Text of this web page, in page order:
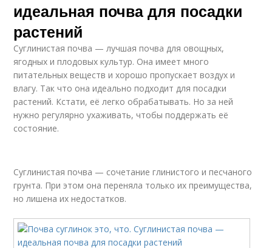
идеальная почва для посадки
растений
Суглинистая почва — лучшая почва для овощных,
ягодных и плодовых культур. Она имеет много
питательных веществ и хорошо пропускает воздух и
влагу. Так что она идеально подходит для посадки
растений. Кстати, её легко обрабатывать. Но за ней
нужно регулярно ухаживать, чтобы поддержать её
состояние.
Суглинистая почва — сочетание глинистого и песчаного
грунта. При этом она переняла только их преимущества,
но лишена их недостатков.